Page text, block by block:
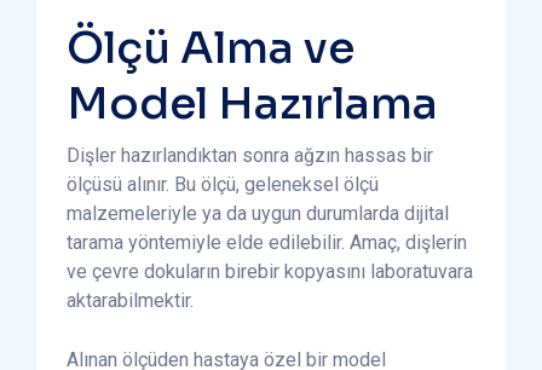
Ölçü Alma ve
Model Hazırlama
Dişler hazırlandıktan sonra ağzın hassas bir
ölçüsü alınır. Bu ölçü, geleneksel ölçü
malzemeleriyle ya da uygun durumlarda dijital
tarama yöntemiyle elde edilebilir. Amaç, dişlerin
ve çevre dokuların birebir kopyasını laboratuvara
aktarabilmektir.
Alınan ölçüden hastaya özel bir model